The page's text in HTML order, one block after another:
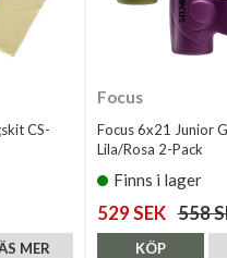
CS-
MER
Focus
Focus 6x21 Junior
Lila/Rosa 2-Pack
Finns i lager
529 SEK 558
KÖP